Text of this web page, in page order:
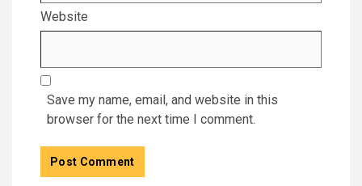
Website
Save my name, email, and website in this
browser for the next time I comment.